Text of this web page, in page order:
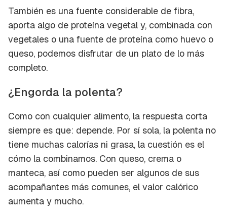
También es una fuente considerable de fibra,
aporta algo de proteína vegetal y, combinada con
vegetales o una fuente de proteína como huevo o
queso, podemos disfrutar de un plato de lo más
completo.
¿Engorda la polenta?
Como con cualquier alimento, la respuesta corta
siempre es que: depende. Por sí sola, la polenta no
tiene muchas calorías ni grasa, la cuestión es el
cómo la combinamos. Con queso, crema o
manteca, así como pueden ser algunos de sus
acompañantes más comunes, el valor calórico
aumenta y mucho.